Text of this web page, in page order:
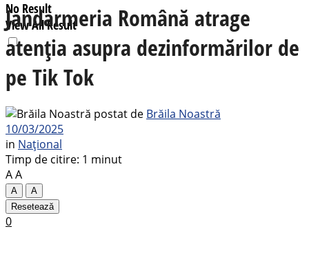
No Result
View All Result
Jandarmeria Română atrage
atenția asupra dezinformărilor de
pe Tik Tok
postat de Brăila Noastră
10/03/2025
in Național
Timp de citire: 1 minut
AA
A
A
Resetează
0